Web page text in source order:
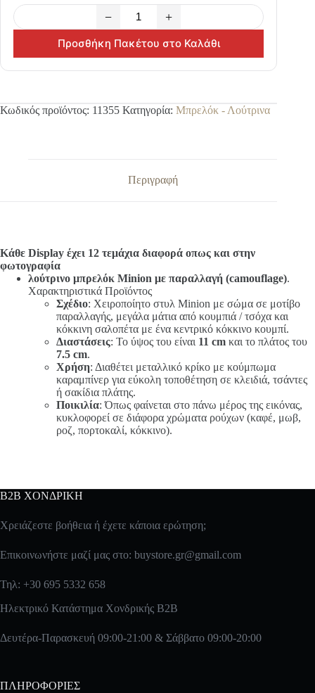
− +
Προσθήκη Πακέτου στο Καλάθι
Κωδικός προϊόντος: 11355 Κατηγορία: Μπρελόκ - Λούτρινα
Περιγραφή
Κάθε Display έχει 12 τεμάχια διαφορά οπως και στην
φωτογραφία
λούτρινο μπρελόκ Minion με παραλλαγή (camouflage).
Χαρακτηριστικά Προϊόντος
Σχέδιο: Χειροποίητο στυλ Minion με σώμα σε μοτίβο
παραλλαγής, μεγάλα μάτια από κουμπιά / τσόχα και
κόκκινη σαλοπέτα με ένα κεντρικό κόκκινο κουμπί.
Διαστάσεις: Το ύψος του είναι 11 cm και το πλάτος του
7.5 cm.
Χρήση: Διαθέτει μεταλλικό κρίκο με κούμπωμα
καραμπίνερ για εύκολη τοποθέτηση σε κλειδιά, τσάντες
ή σακίδια πλάτης.
Ποικιλία: Όπως φαίνεται στο πάνω μέρος της εικόνας,
κυκλοφορεί σε διάφορα χρώματα ρούχων (καφέ, μωβ,
ροζ, πορτοκαλί, κόκκινο).
B2B ΧΟΝΔΡΙΚΗ
Χρειάζεστε βοήθεια ή έχετε κάποια ερώτηση;
Επικοινωνήστε μαζί μας στο: buystore.gr@gmail.com
Τηλ: +30 695 5332 658
Ηλεκτρικό Κατάστημα Χονδρικής B2B
Δευτέρα-Παρασκευή 09:00-21:00 & Σάββατο 09:00-20:00
ΠΛΗΡΟΦΟΡΙΕΣ